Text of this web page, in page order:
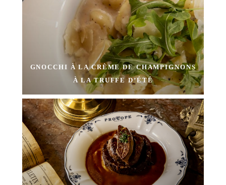
GNOCCHI À LA CRÈME DE CHAMPIGNONS
À LA TRUFFE D’ÉTÉ